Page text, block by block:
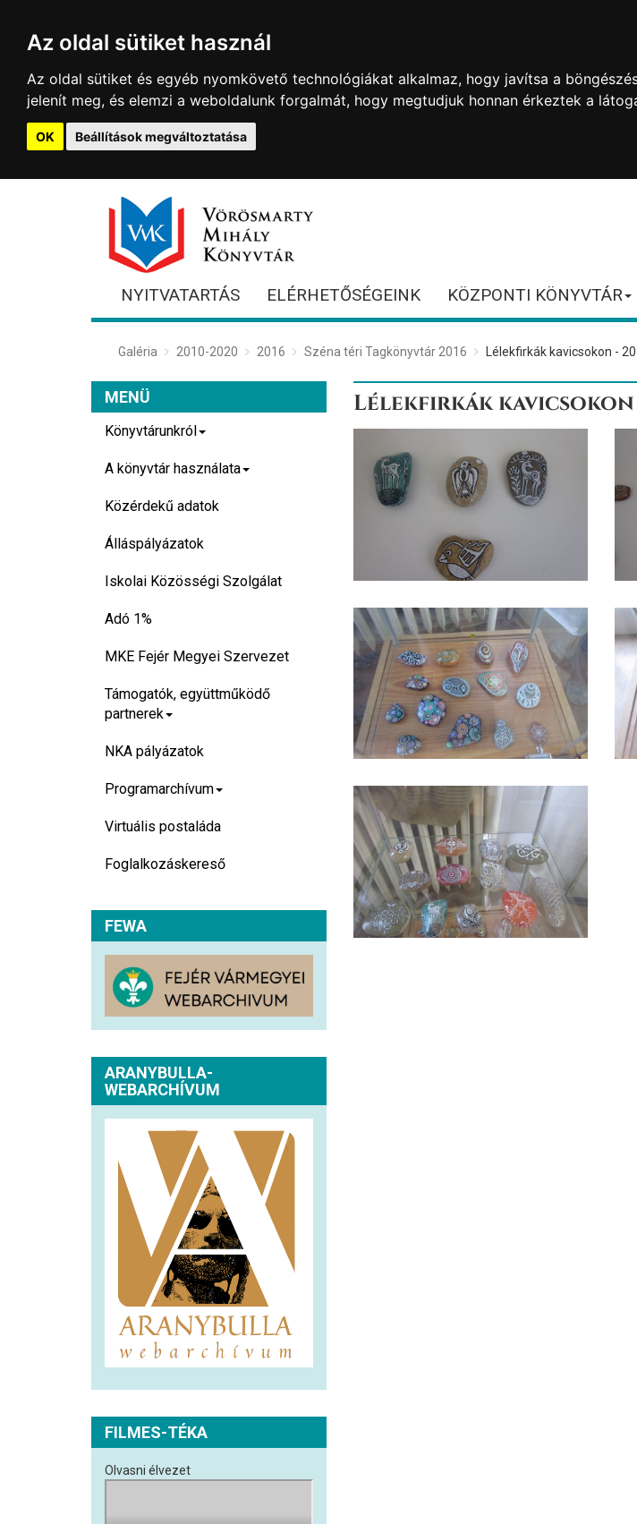
Az oldal sütiket használ
Az oldal sütiket és egyéb nyomkövető technológiákat alkalmaz, hogy javítsa a
jelenít meg, és elemzi a weboldalunk forgalmát, hogy megtudjuk honnan érkeztek a
OK Beállítások megváltoztatása
NYITVATARTÁS ELÉRHETŐSÉGEINK KÖZPONTI KÖNYVTÁR
Galéria 2010-2020 2016 Széna téri Tagkönyvtár 2016 Lélekfirkák kavicsokon -
Lélekfirkák kavicsokon -
MENÜ
Könyvtárunkról
A könyvtár használata
Közérdekű adatok
Álláspályázatok
Iskolai Közösségi Szolgálat
Adó 1%
MKE Fejér Megyei Szervezet
Támogatók, együttműködő
partnerek
NKA pályázatok
Programarchívum
Virtuális postaláda
Foglalkozáskereső
FEWA
ARANYBULLA-
WEBARCHÍVUM
FILMES-TÉKA
Olvasni élvezet